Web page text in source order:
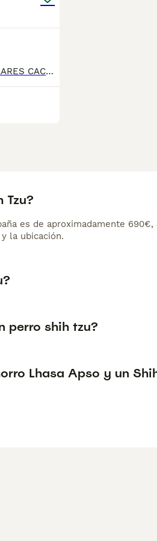
​LUXURY PUPPIES KENNEL BENIDORM 🦁 ESPECTACULARES CACHORROS SHIH-TZU MINIATURA (LÍNEA IMPERIAL) 🦁6️⃣0️⃣4️⃣3️⃣7️⃣0️⃣3️⃣3️⃣9️⃣ ​Selección exclusiva de cachorros Shih-Tzu de tamaño miniatura muy reducido, criados en ambiente familiar con un estándar de máxima belleza. Destacan por una morfología perfecta: patita muy corta, cuerpo compacto, espalda recta y unas caritas súper chatitas que te enamorarán. ​💎 CALIDAD DE PELAJE Y COLORES EXCLUSIVOS: Poseen un pelo de seda espectacular, con una densidad y textura óptimas (ideales para corte cachorro o mantener pelo largo. Disponibles en colores muy cotizados y difíciles de encontrar: ​Negros sólidos puros ​Bicolores Blanco y Negro ​📋 SALUD Y DOCUMENTACIÓN: ​Entregados con las vacunas correspondientes a su edad. ​Desparasitados interna y externamente. ​Cartilla sanitaria oficial firmada por veterinario colegiado y microchip implantado. ​Pedigree Opcional: Máxima pureza de raza garantizada (consúltanos condiciones). ​Garantías de salud víricas y genéticas por escrito mediante contrato. ​Carácter inmejorable: súper alegres, sociables, cariñosos y criados con todo el amor del mundo. Ideales para vivir en pisos y excelentes con niños o personas mayores. ​📲 MÁXIMA SERIEDAD. Atendemos llamadas y WhatsApp 604370339 para enviarte vídeos y fotos reales de los cachorros disponibles hoy mismo. ¡Ven a verlos sin compromiso! ​shih tzu mini, shih tzu miniatura, shih tzu imperial, shih tzu negro, shih tzu blanco y negro, comprar shih tzu, cachorros shih tzu, shih tzu pedigree, shih tzu toy. Benidorm Alicante,Valencia,Elche,Altea,Calpe Moraira,Javea,Denia,Gandía,Elche,torrevieja ,Ondara ,Castellón,Murcia,Lorca
Tzu?
es de aproximadamente
la ubicación.
perro shih tzu?
Lhasa Apso y un